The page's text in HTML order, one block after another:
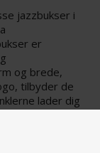
jazzbukser i
er
og brede,
tilbyder de
lader dig
føler dig